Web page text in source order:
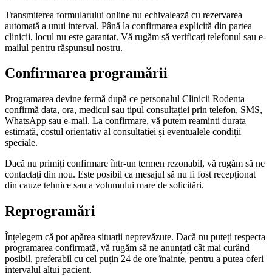
Transmiterea formularului online nu echivalează cu rezervarea
automată a unui interval. Până la confirmarea explicită din partea
clinicii, locul nu este garantat. Vă rugăm să verificați telefonul sau e-
mailul pentru răspunsul nostru.
Confirmarea programării
Programarea devine fermă după ce personalul Clinicii Rodenta
confirmă data, ora, medicul sau tipul consultației prin telefon, SMS,
WhatsApp sau e-mail. La confirmare, vă putem reaminti durata
estimată, costul orientativ al consultației și eventualele condiții
speciale.
Dacă nu primiți confirmare într-un termen rezonabil, vă rugăm să ne
contactați din nou. Este posibil ca mesajul să nu fi fost recepționat
din cauze tehnice sau a volumului mare de solicitări.
Reprogramări
Înțelegem că pot apărea situații neprevăzute. Dacă nu puteți respecta
programarea confirmată, vă rugăm să ne anunțați cât mai curând
posibil, preferabil cu cel puțin 24 de ore înainte, pentru a putea oferi
intervalul altui pacient.